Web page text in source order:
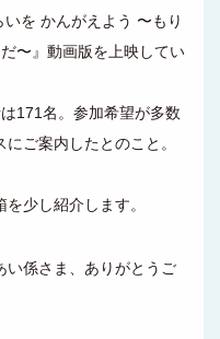
を かんがえよう 〜もり
〜』動画版を上映してい
171名。参加希望が多数
ご案内したとのこと。
少し紹介します。
い係さま、ありがとうご